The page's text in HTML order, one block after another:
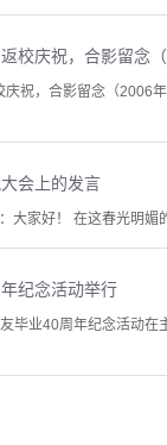
祝，合影留念（2006
会上的发言
大家好！ 在这春光明媚
纪念活动举行
毕业40周年纪念活动